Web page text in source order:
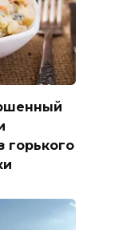
горького